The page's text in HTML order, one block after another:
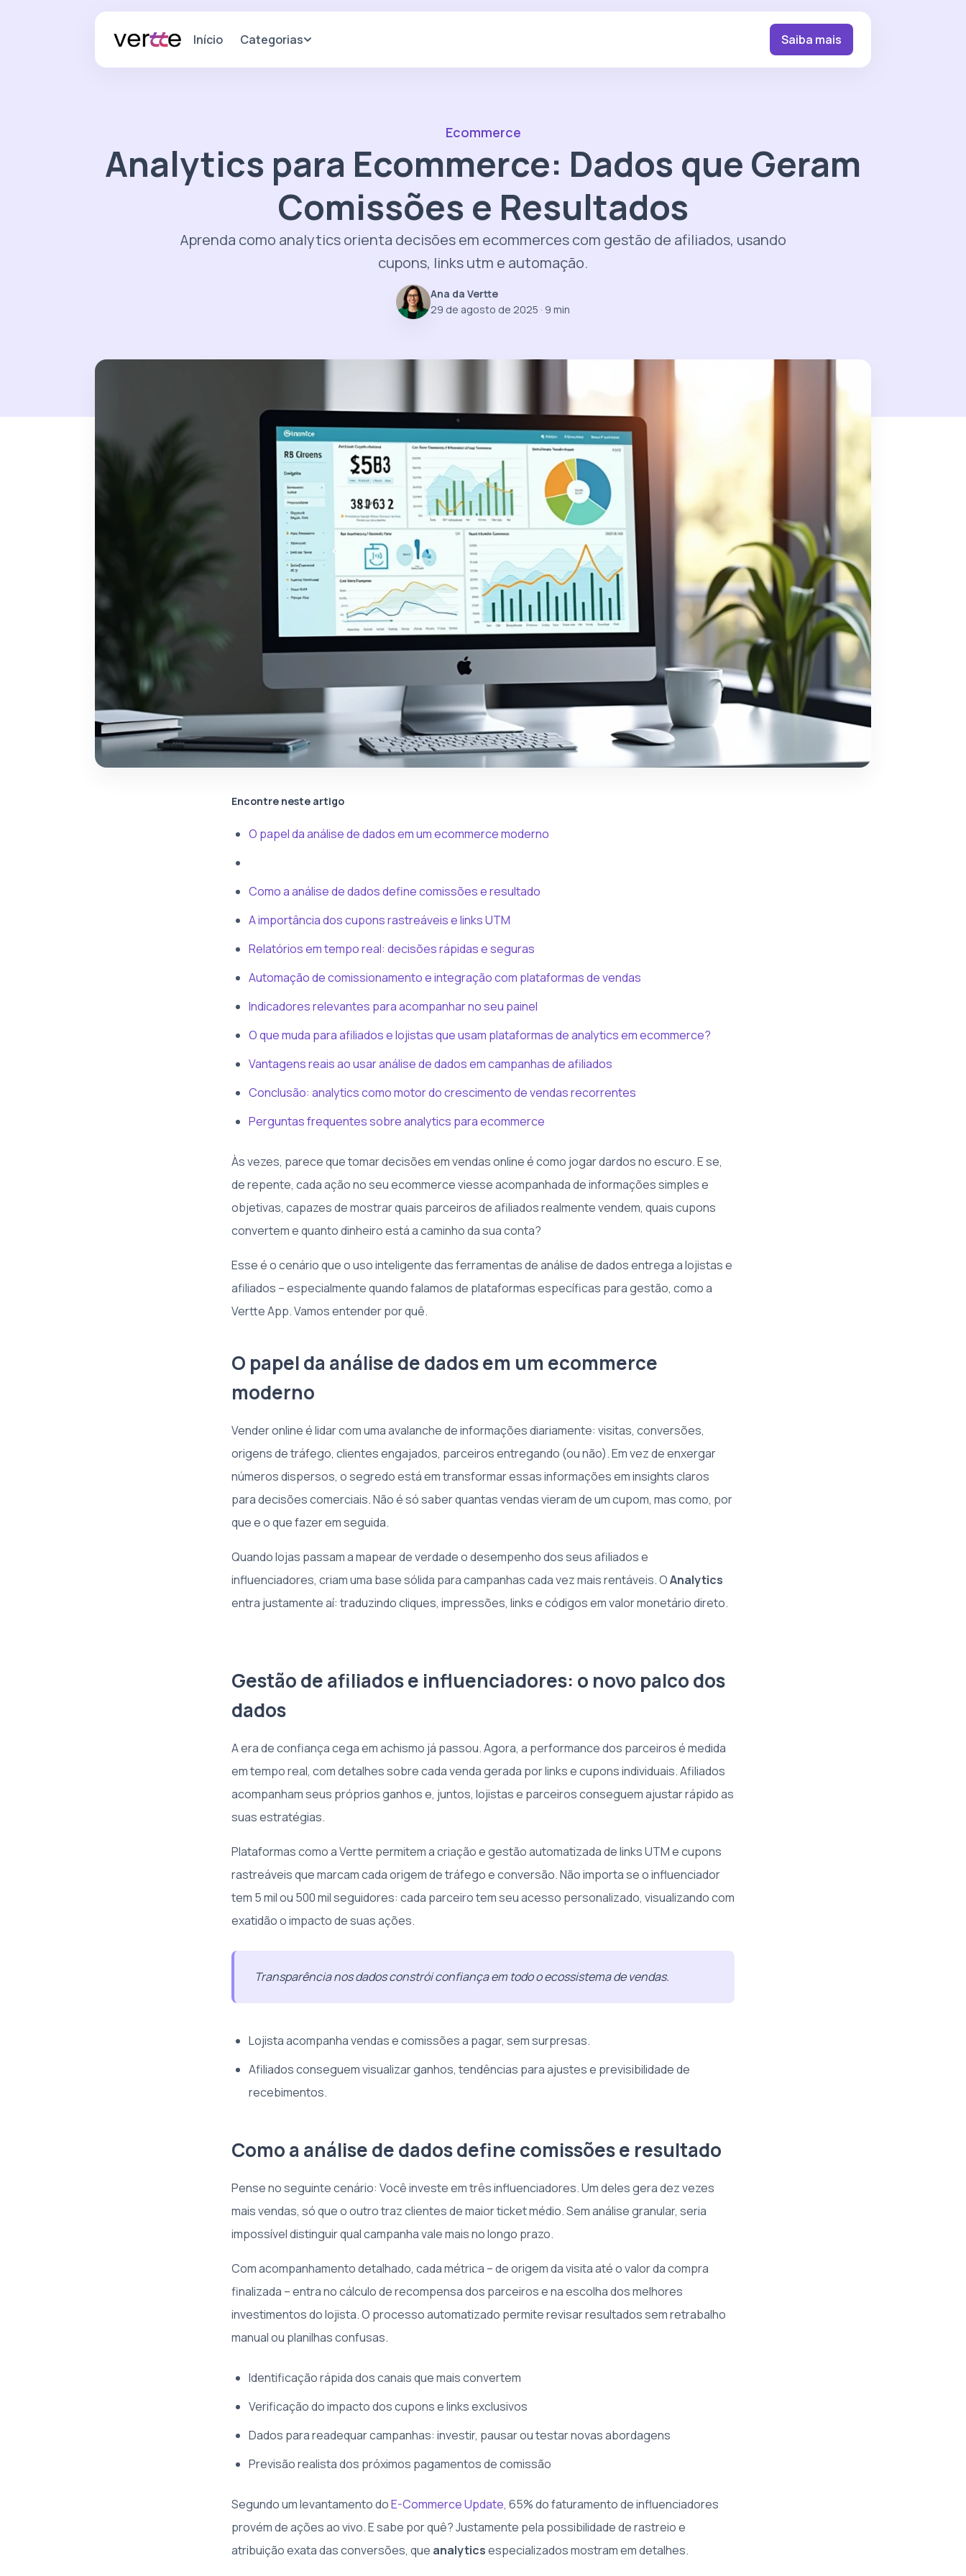
Início Categorias Saiba mais
Ecommerce
Analytics para Ecommerce: Dados que Geram
Comissões e Resultados
Aprenda como analytics orienta decisões em ecommerces com gestão de afiliados, usando
cupons, links utm e automação.
Ana da Vertte
29 de agosto de 2025 · 9 min
Encontre neste artigo
O papel da análise de dados em um ecommerce moderno
Como a análise de dados define comissões e resultado
A importância dos cupons rastreáveis e links UTM
Relatórios em tempo real: decisões rápidas e seguras
Automação de comissionamento e integração com plataformas de vendas
Indicadores relevantes para acompanhar no seu painel
O que muda para afiliados e lojistas que usam plataformas de analytics em ecommerce?
Vantagens reais ao usar análise de dados em campanhas de afiliados
Conclusão: analytics como motor do crescimento de vendas recorrentes
Perguntas frequentes sobre analytics para ecommerce
Às vezes, parece que tomar decisões em vendas online é como jogar dardos no escuro. E se,
de repente, cada ação no seu ecommerce viesse acompanhada de informações simples e
objetivas, capazes de mostrar quais parceiros de afiliados realmente vendem, quais cupons
convertem e quanto dinheiro está a caminho da sua conta?
Esse é o cenário que o uso inteligente das ferramentas de análise de dados entrega a lojistas e
afiliados – especialmente quando falamos de plataformas específicas para gestão, como a
Vertte App. Vamos entender por quê.
O papel da análise de dados em um ecommerce
moderno
Vender online é lidar com uma avalanche de informações diariamente: visitas, conversões,
origens de tráfego, clientes engajados, parceiros entregando (ou não). Em vez de enxergar
números dispersos, o segredo está em transformar essas informações em insights claros
para decisões comerciais. Não é só saber quantas vendas vieram de um cupom, mas como, por
que e o que fazer em seguida.
Quando lojas passam a mapear de verdade o desempenho dos seus afiliados e
influenciadores, criam uma base sólida para campanhas cada vez mais rentáveis. OAnalytics
entra justamente aí: traduzindo cliques, impressões, links e códigos em valor monetário direto.
Gestão de afiliados e influenciadores: o novo palco dos
dados
A era de confiança cega em achismo já passou. Agora, a performance dos parceiros é medida
em tempo real, com detalhes sobre cada venda gerada por links e cupons individuais. Afiliados
acompanham seus próprios ganhos e, juntos, lojistas e parceiros conseguem ajustar rápido as
suas estratégias.
Plataformas como a Vertte permitem a criação e gestão automatizada de links UTM e cupons
rastreáveis que marcam cada origem de tráfego e conversão. Não importa se o influenciador
tem 5 mil ou 500 mil seguidores: cada parceiro tem seu acesso personalizado, visualizando com
exatidão o impacto de suas ações.
Transparência nos dados constrói confiança em todo o ecossistema de vendas.
Lojista acompanha vendas e comissões a pagar, sem surpresas.
Afiliados conseguem visualizar ganhos, tendências para ajustes e previsibilidade de
recebimentos.
Como a análise de dados define comissões e resultado
Pense no seguinte cenário: Você investe em três influenciadores. Um deles gera dez vezes
mais vendas, só que o outro traz clientes de maior ticket médio. Sem análise granular, seria
impossível distinguir qual campanha vale mais no longo prazo.
Com acompanhamento detalhado, cada métrica – de origem da visita até o valor da compra
finalizada – entra no cálculo de recompensa dos parceiros e na escolha dos melhores
investimentos do lojista. O processo automatizado permite revisar resultados sem retrabalho
manual ou planilhas confusas.
Identificação rápida dos canais que mais convertem
Verificação do impacto dos cupons e links exclusivos
Dados para readequar campanhas: investir, pausar ou testar novas abordagens
Previsão realista dos próximos pagamentos de comissão
Segundo um levantamento doE-Commerce Update, 65% do faturamento de influenciadores
provém de ações ao vivo. E sabe por quê? Justamente pela possibilidade de rastreio e
atribuição exata das conversões, que analyticsespecializados mostram em detalhes.